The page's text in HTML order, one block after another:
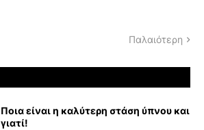
Παλαιότερη
Ποια είναι η καλύτερη στάση ύπνου και
γιατί!